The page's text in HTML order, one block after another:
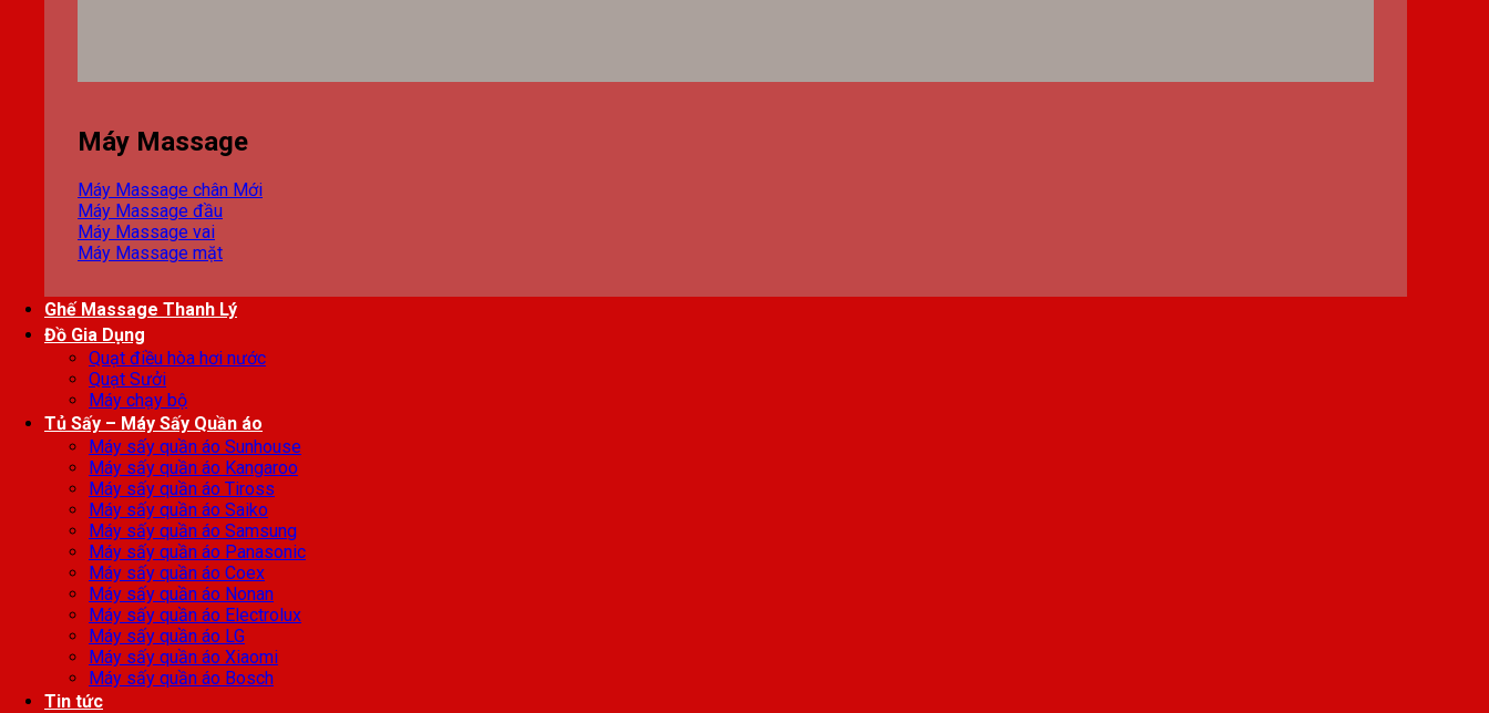
Máy Massage
Máy Massage chân
Máy Massage đầu
Máy Massage vai
Máy Massage mặt
Ghế Massage Thanh Lý
Đồ Gia Dụng
Quạt điều hòa hơi nước
Quạt Sưởi
Máy chạy bộ
Tủ Sấy – Máy Sấy Quần áo
Máy sấy quần áo Sunhouse
Máy sấy quần áo Kangaroo
Máy sấy quần áo Tiross
Máy sấy quần áo Saiko
Máy sấy quần áo Samsung
Máy sấy quần áo Panasonic
Máy sấy quần áo Coex
Máy sấy quần áo Nonan
Máy sấy quần áo Electrolux
Máy sấy quần áo LG
Máy sấy quần áo Xiaomi
Máy sấy quần áo Bosch
Tin tức